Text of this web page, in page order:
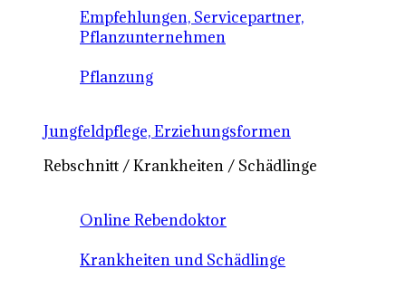
Empfehlungen, Servicepartner,
Pflanzunternehmen
Pflanzung
Jungfeldpflege, Erziehungsformen
Rebschnitt / Krankheiten / Schädlinge
Online Rebendoktor
Krankheiten und Schädlinge